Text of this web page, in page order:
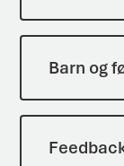
Barn og